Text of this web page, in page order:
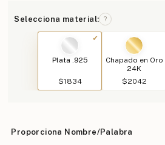
Selecciona material: ?
Plata .925
$1834
Chapado en Oro
24K
$2042
Proporciona Nombre/Palabra